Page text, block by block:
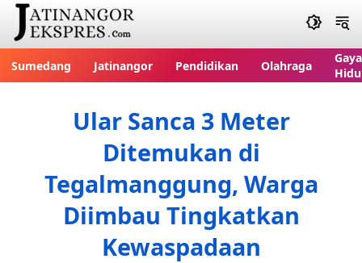
Sumedang Jatinangor Pendidikan Olahraga
Gaya
Ular Sanca 3 Meter
Ditemukan di
Tegalmanggung, Warga
Diimbau Tingkatkan
Kewaspadaan